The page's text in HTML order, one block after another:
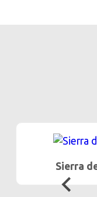
Sierra